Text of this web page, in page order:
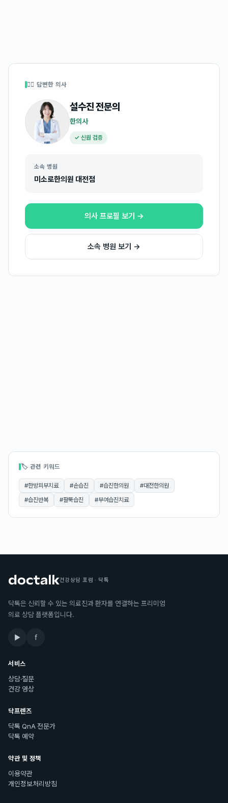
👩‍⚕️ 답변한 의사
설수진전문의
한의사
✓ 신원 검증
소속 병원
미소로한의원 대전점
의사 프로필 보기 →
소속 병원 보기 →
🏷 관련 키워드
#한방피부치료 #손습진 #습진한의원 #대전한의원
#습진반복 #팔뚝습진 #부여습진치료
건강상담 포럼 · 닥톡
닥톡은 신뢰할 수 있는 의료진과 환자를 연결하는 프리미엄
의료 상담 플랫폼입니다.
▶ f
서비스
상담·질문
건강 영상
닥프렌즈
닥톡 QnA 전문가
닥톡 예약
약관 및 정책
이용약관
개인정보처리방침